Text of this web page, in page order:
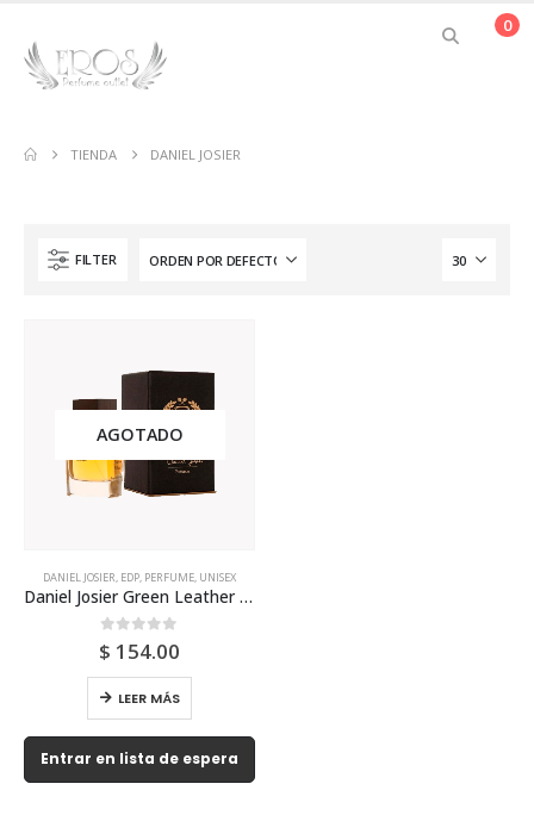
0
TIENDA DANIEL JOSIER
FILTER
AGOTADO
DANIEL JOSIER, EDP, PERFUME, UNISEX
Daniel Josier Green Leather Edp 100ml Unisex
0 out of 5
$ 154.00
LEER MÁS
Entrar en lista de espera